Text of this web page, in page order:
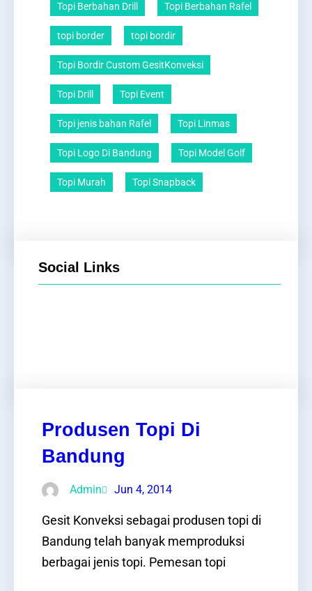
Topi Berbahan Drill Topi Berbahan Rafel
topi border topi bordir
Topi Bordir Custom GesitKonveksi
Topi Drill Topi Event
Topi jenis bahan Rafel Topi Linmas
Topi Logo Di Bandung Topi Model Golf
Topi Murah Topi Snapback
Social Links
Produsen Topi Di
Bandung
Admin Jun 4, 2014
Gesit Konveksi sebagai produsen topi di
Bandung telah banyak memproduksi
berbagai jenis topi. Pemesan topi